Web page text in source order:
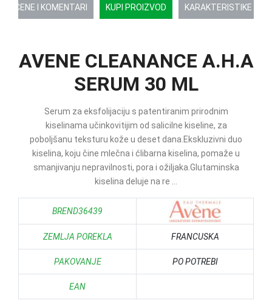
OCENE I KOMENTARI KUPI PROIZVOD KARAKTERISTIKE
AVENE CLEANANCE A.H.A
SERUM 30 ML
Serum za eksfolijaciju s patentiranim prirodnim
kiselinama učinkovitijim od salicilne kiseline, za
poboljšanu teksturu kože u deset dana.Ekskluzivni duo
kiselina, koju čine mlečna i ćlibarna kiselina, pomaže u
smanjivanju nepravilnosti, pora i ožiljaka.Glutaminska
kiselina deluje na re ...
BREND36439
ZEMLJA POREKLA FRANCUSKA
PAKOVANJE PO POTREBI
EAN